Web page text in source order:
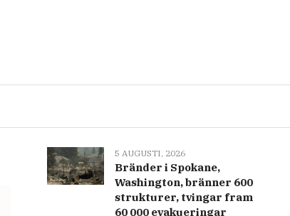
Hormuzsundet: Vad vi vet
5 AUGUSTI, 2026
Bränder i Spokane,
Washington, bränner 600
strukturer, tvingar fram
60 000 evakueringar